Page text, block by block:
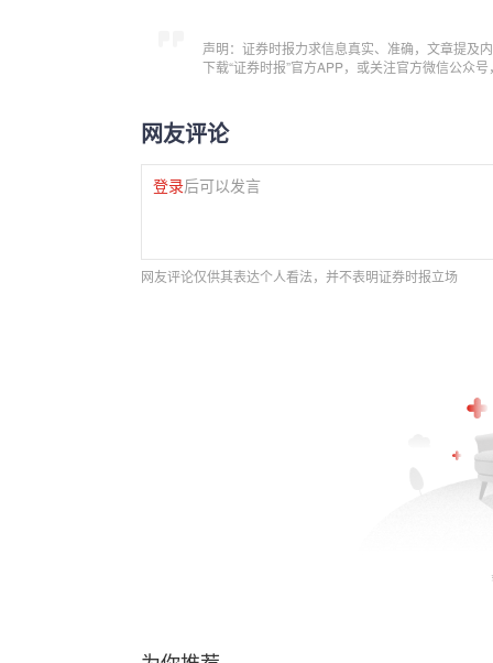
声明：证券时报力求信息真实、准确，文章提及
下载“证券时报”官方APP，或关注官方微信公众
网友评论
登录后可以发言
网友评论仅供其表达个人看法，并不表明证券时报立场